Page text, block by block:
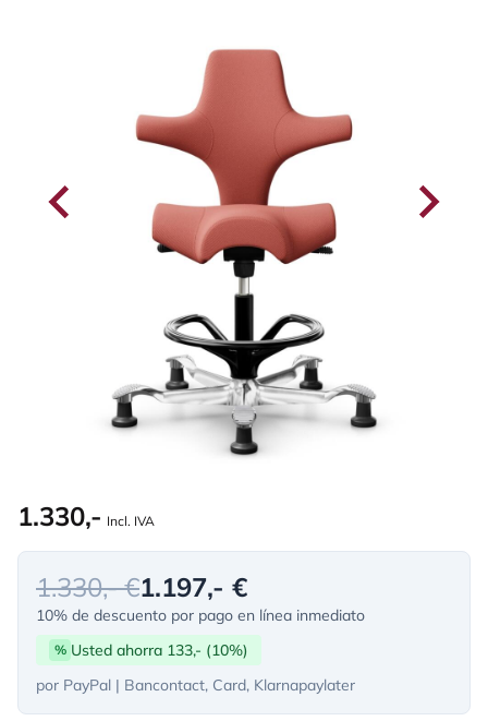
1.330,- Incl. IVA
1.330,- €1.197,- €
10% de descuento por pago en línea inmediato
% Usted ahorra 133,- (10%)
por PayPal | Bancontact, Card, Klarnapaylater